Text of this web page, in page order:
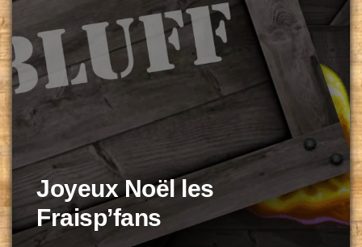
Joyeux Noël les
Fraisp’fans